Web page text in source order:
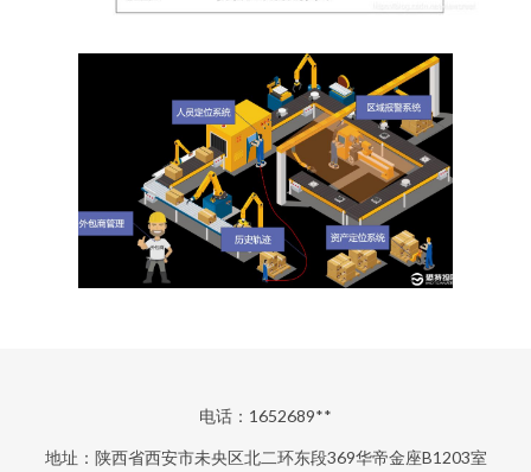
电话：1652689**
地址：陕西省西安市未央区北二环东段369华帝金座B1203室